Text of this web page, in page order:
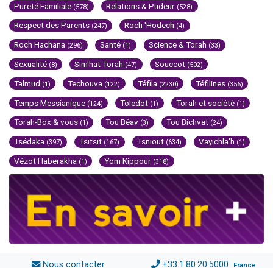
Pureté Familiale (578) Relations & Pudeur (528)
Respect des Parents (247) Roch 'Hodech (4)
Roch Hachana (296) Santé (1) Science & Torah (33)
Sexualité (8) Sim'hat Torah (47) Souccot (502)
Talmud (1) Techouva (122) Téfila (2230) Téfilines (356)
Temps Messianique (124) Toledot (1) Torah et société (1)
Torah-Box & vous (1) Tou Béav (3) Tou Bichvat (24)
Tsédaka (397) Tsitsit (167) Tsniout (634) Vayichla'h (1)
Vézot Haberakha (1) Yom Kippour (318)
Nous contacter +33.1.80.20.5000 France